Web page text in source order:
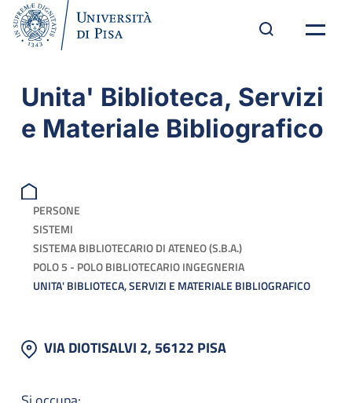
Unita' Biblioteca, Servizi
e Materiale Bibliografico
PERSONE
SISTEMI
SISTEMA BIBLIOTECARIO DI ATENEO (S.B.A.)
POLO 5 - POLO BIBLIOTECARIO INGEGNERIA
UNITA' BIBLIOTECA, SERVIZI E MATERIALE BIBLIOGRAFICO
VIA DIOTISALVI 2, 56122 PISA